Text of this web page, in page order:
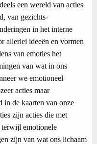
een wereld van acties
van gezichts-
in het interne
allerlei ideeën en vormen
van emoties het
van wat in ons
we emotioneel
acties maar
in de kaarten van onze
zijn acties die met
terwijl emotionele
zijn van wat ons lichaam